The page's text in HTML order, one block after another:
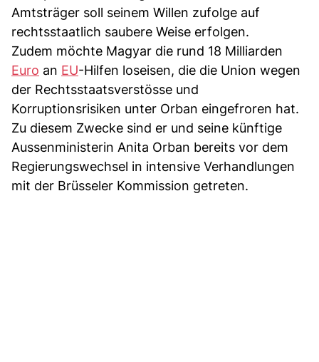
Amtsträger soll seinem Willen zufolge auf
rechtsstaatlich saubere Weise erfolgen.
Zudem möchte Magyar die rund 18 Milliarden
Euro an EU-Hilfen loseisen, die die Union wegen
der Rechtsstaatsverstösse und
Korruptionsrisiken unter Orban eingefroren hat.
Zu diesem Zwecke sind er und seine künftige
Aussenministerin Anita Orban bereits vor dem
Regierungswechsel in intensive Verhandlungen
mit der Brüsseler Kommission getreten.